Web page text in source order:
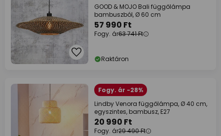
GOOD & MOJO Bali függőlámpa
bambuszból, Ø 60 cm
57 990 Ft
Fogy. ár63 741 Ft
Raktáron
Fogy. ár -28%
Lindby Venora függőlámpa, Ø 40 cm,
egyszintes, bambusz, E27
20 990 Ft
Fogy. ár29 490 Ft